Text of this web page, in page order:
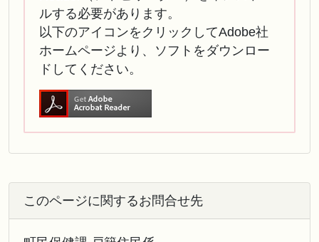
ルする必要があります。
以下のアイコンをクリックしてAdobe社
ホームページより、ソフトをダウンロー
ドしてください。
このページに関するお問合せ先